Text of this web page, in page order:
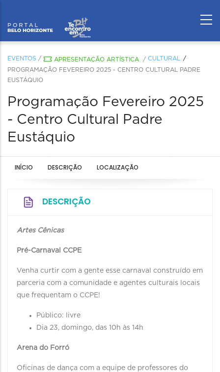
EVENTOS / APRESENTAÇÃO ARTÍSTICA / CULTURAL
PROGRAMAÇÃO FEVEREIRO 2025 - CENTRO CULTURAL PADRE
EUSTÁQUIO
Programação Fevereiro 2025
- Centro Cultural Padre
Eustáquio
INÍCIO DESCRIÇÃO LOCALIZAÇÃO
DESCRIÇÃO
Artes Cênicas
Pré-Carnaval CCPE
Venha curtir com a gente esse carnaval construído em
parceria com a comunidade e agentes culturais locais
que frequentam o CCPE!
Público: livre
Dia 23, domingo, das 10h às 14h
Arena do Forró
Oficinas de dança com a equipe de professores do